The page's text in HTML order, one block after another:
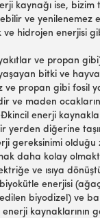
kaynağı ise, bizim
ve yenilenemez
ve hidrojen enerjisi
ve propan
bitki ve
ve propan gibi fosil
ve maden
enerji
yerden diğerine
gereksinimi olduğu
daha kolay
ve ısıya
enerjisi
biyodizel) ve
kaynaklarının